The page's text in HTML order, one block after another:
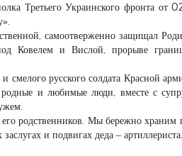
Третьего Украинского фронта от
самоотверженно защищал
Ковелем и Вислой, прорыве
русского солдата Красной
и любимые люди, вместе с
родственников. Мы бережно храним
и подвигах деда – артиллериста.